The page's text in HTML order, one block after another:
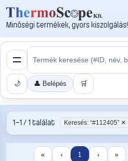
Minőségi termékek, gyors kiszolgálás!
🌙 👤 Belépés 🛒
1–1 / 1 találat Keresés: “#112405” ✕
« ‹ 1 › »